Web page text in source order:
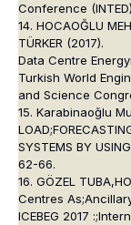
Conference
14. HOCAOĞLU
TÜRKER (2017).
Data Centre
Turkish World
and Science
15. Karabinaoğlu
SYSTEMS BY
62-66.
16. GÖZEL
Centres
ICEBEG 2017